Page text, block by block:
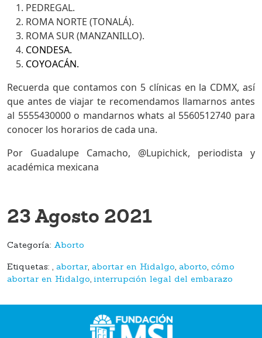
PEDREGAL.
ROMA NORTE (TONALÁ).
ROMA SUR (MANZANILLO).
CONDESA.
COYOACÁN.
Recuerda que contamos con 5 clínicas en la CDMX, así
que antes de viajar te recomendamos llamarnos antes
al 5555430000 o mandarnos whats al 5560512740 para
conocer los horarios de cada una.
Por Guadalupe Camacho, @Lupichick, periodista y
académica mexicana
23 Agosto 2021
Categoría: Aborto
Etiquetas: , abortar, abortar en Hidalgo, aborto, cómo
abortar en Hidalgo,interrupción legal del embarazo